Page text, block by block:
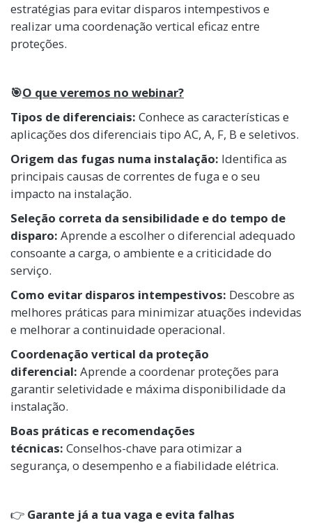
estratégias para evitar disparos intempestivos e
realizar uma coordenação vertical eficaz entre
proteções.
🎯O que veremos no webinar?
Tipos de diferenciais: Conhece as características e
aplicações dos diferenciais tipo AC, A, F, B e seletivos.
Origem das fugas numa instalação: Identifica as
principais causas de correntes de fuga e o seu
impacto na instalação.
Seleção correta da sensibilidade e do tempo de
disparo: Aprende a escolher o diferencial adequado
consoante a carga, o ambiente e a criticidade do
serviço.
Como evitar disparos intempestivos: Descobre as
melhores práticas para minimizar atuações indevidas
e melhorar a continuidade operacional.
Coordenação vertical da proteção
diferencial: Aprende a coordenar proteções para
garantir seletividade e máxima disponibilidade da
instalação.
Boas práticas e recomendações
técnicas: Conselhos-chave para otimizar a
segurança, o desempenho e a fiabilidade elétrica.
👉 Garante já a tua vaga e evita falhas